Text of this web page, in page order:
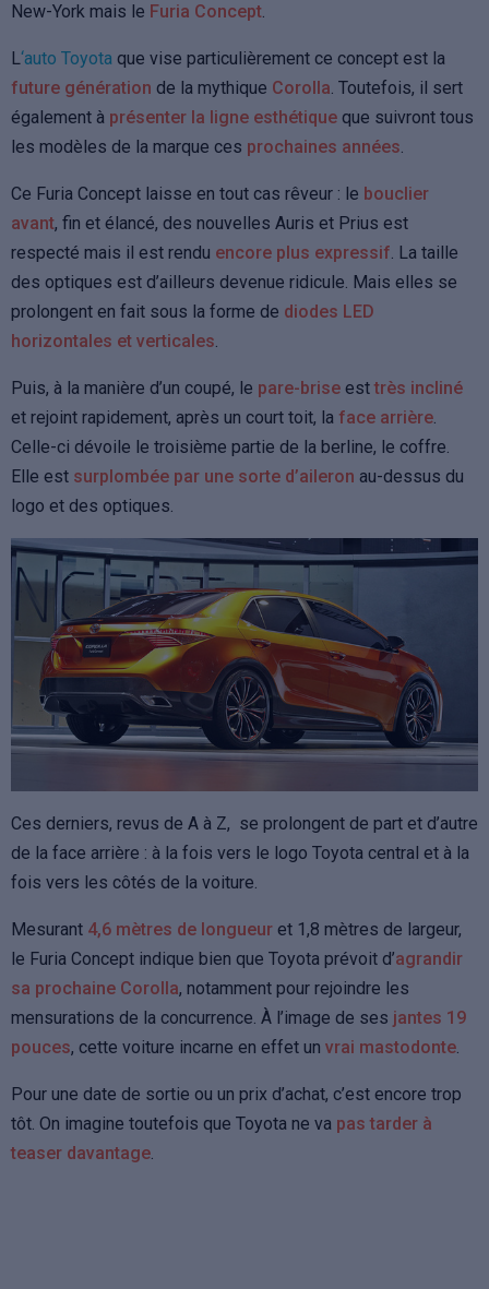
New-York mais le Furia Concept.
L‘auto Toyota que vise particulièrement ce concept est la
future génération de la mythique Corolla. Toutefois, il sert
également à présenter la ligne esthétique que suivront tous
les modèles de la marque ces prochaines années.
Ce Furia Concept laisse en tout cas rêveur : le bouclier
avant, fin et élancé, des nouvelles Auris et Prius est
respecté mais il est rendu encore plus expressif. La taille
des optiques est d’ailleurs devenue ridicule. Mais elles se
prolongent en fait sous la forme de diodes LED
horizontales et verticales.
Puis, à la manière d’un coupé, le pare-brise esttrès incliné
et rejoint rapidement, après un court toit, la face arrière.
Celle-ci dévoile le troisième partie de la berline, le coffre.
Elle est surplombée par une sorte d’aileron au-dessus du
logo et des optiques.
Ces derniers, revus de A à Z, se prolongent de part et d’autre
de la face arrière : à la fois vers le logo Toyota central et à la
fois vers les côtés de la voiture.
Mesurant 4,6 mètres de longueur et 1,8 mètres de largeur,
le Furia Concept indique bien que Toyota prévoit d’agrandir
sa prochaine Corolla, notamment pour rejoindre les
mensurations de la concurrence. À l’image de ses jantes 19
pouces, cette voiture incarne en effet un vrai mastodonte.
Pour une date de sortie ou un prix d’achat, c’est encore trop
tôt. On imagine toutefois que Toyota ne va pas tarder à
teaser davantage.